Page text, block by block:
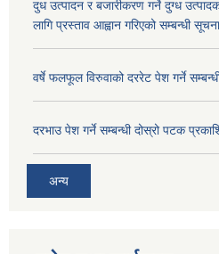
दुध उत्पादन र बजारीकरण गर्ने दुग्ध
लागि प्रस्ताव आह्वान गरिएको सम्बन्धी
वर्षे फलफूल विरुवाको दररेट पेश गर्ने
दरभाउ पेश गर्ने सम्बन्धी दोस्रो पटक
अन्य